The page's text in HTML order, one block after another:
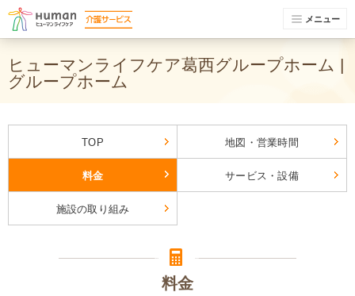
メニュー
ヒューマンライフケア葛西グループホーム |
グループホーム
TOP 地図・営業時間
料金 サービス・設備
施設の取り組み
料金